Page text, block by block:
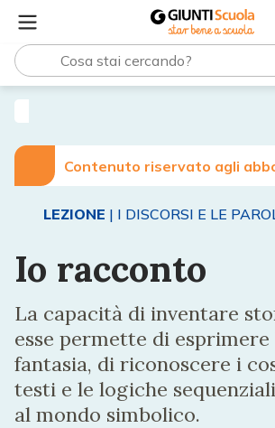
Contenuto riservato agli
LEZIONE | I DISCORSI E LE
Io racconto
La capacità di inventare
esse permette di
fantasia, di riconoscere i
testi e le logiche sequenziali
al mondo simbolico.